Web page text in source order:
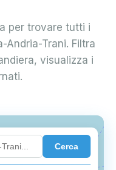
per trovare tutti i
Andria-Trani. Filtra
visualizza i
Cerca